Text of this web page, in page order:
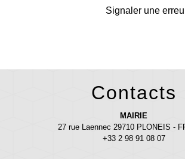
Signaler une
Contacts
MAIRIE
27 rue Laennec 29710 PLONEIS -
+33 2 98 91 08 07